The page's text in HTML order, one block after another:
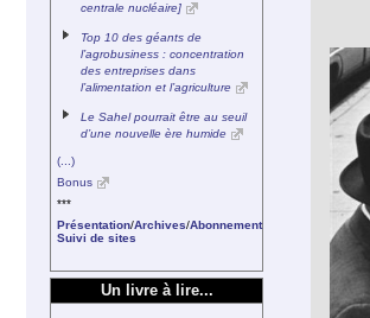
centrale nucléaire]
Top 10 des géants de
l’agrobusiness : concentration
des entreprises dans
l’alimentation et l’agriculture
Le Sahel pourrait être au seuil
d’une nouvelle ère humide
(...)
Bonus
***
Présentation/Archives/Abonnement
Suivi de sites
Un livre à lire...